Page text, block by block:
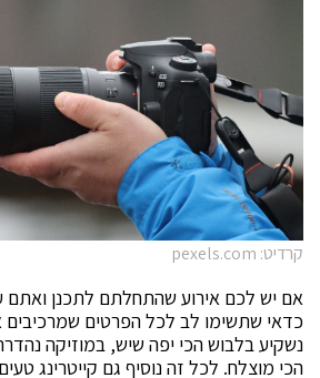
קרדיט: pexels.com
אם יש לכם אירוע שהתחלתם לתכנן ואתם
כדאי שתשימו לב לכל הפרטים שמרכיבים
נשקיע בלבוש הכי יפה שיש, במוזיקה
הכי מוצלח. לכל זה נוסיף גם קייטרינג